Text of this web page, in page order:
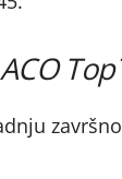
ACO